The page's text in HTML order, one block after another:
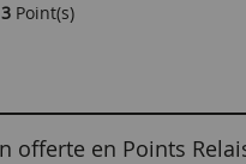
3 Point(s)
offerte en Points